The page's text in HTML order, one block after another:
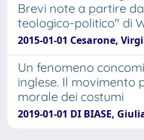
Brevi note a partire
teologico-politico" di
2015-01-01 Cesarone,
Un fenomeno
inglese. Il movimento
morale dei costumi
2019-01-01 DI BIASE,